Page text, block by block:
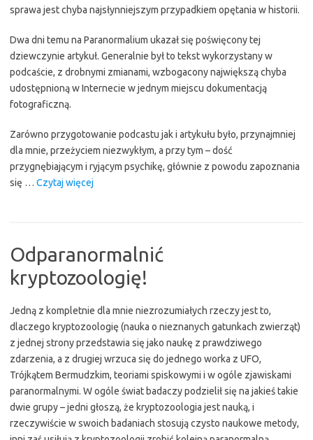
sprawa jest chyba najsłynniejszym przypadkiem opętania w historii.
Dwa dni temu na Paranormalium ukazał się poświęcony tej
dziewczynie artykuł. Generalnie był to tekst wykorzystany w
podcaście, z drobnymi zmianami, wzbogacony największą chyba
udostępnioną w Internecie w jednym miejscu dokumentacją
fotograficzną.
Zarówno przygotowanie podcastu jak i artykułu było, przynajmniej
dla mnie, przeżyciem niezwykłym, a przy tym – dość
przygnębiającym i ryjącym psychikę, głównie z powodu zapoznania
się … Czytaj więcej
nigdy
nie
uśmiech…””
Odparanormalnić
kryptozoologię!
Jedną z kompletnie dla mnie niezrozumiałych rzeczy jest to,
dlaczego kryptozoologię (nauka o nieznanych gatunkach zwierząt)
z jednej strony przedstawia się jako naukę z prawdziwego
zdarzenia, a z drugiej wrzuca się do jednego worka z UFO,
Trójkątem Bermudzkim, teoriami spiskowymi i w ogóle zjawiskami
paranormalnymi. W ogóle świat badaczy podzielił się na jakieś takie
dwie grupy – jedni głoszą, że kryptozoologia jest nauką, i
rzeczywiście w swoich badaniach stosują czysto naukowe metody,